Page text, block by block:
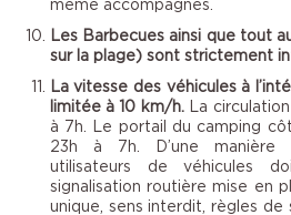
même accompagnés.
Les Barbecues ainsi que tout
sur la plage) sont strictement
La vitesse des véhicules à
limitée à 10 km/h. La
à 7h. Le portail du camping
23h à 7h. D’une manière
utilisateurs de véhicules
signalisation routière mise en
unique, sens interdit, règles de